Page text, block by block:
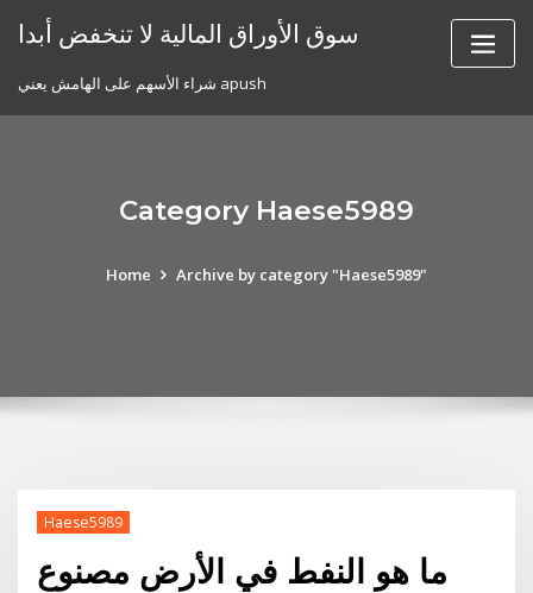
سوق الأوراق المالية لا تنخفض أبدا
شراء الأسهم على الهامش يعني apush
Category Haese5989
Home Archive by category "Haese5989"
Haese5989
ما هو النفط في الأرض مصنوع